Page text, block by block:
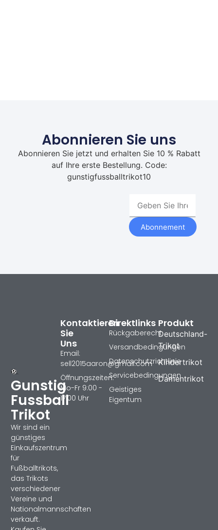
Abonnieren Sie uns
Abonnieren Sie jetzt und erhalten Sie 10 % Rabatt
auf Ihre erste Bestellung. Code:
gunstigfussballtrikot10
Abonnement
Gunstig
Fussball
Trikot
Wir sind ein
günstiges
Einkaufszentrum
für
Fußballtrikots,
das Trikots
verschiedener
Vereine und
Nationalmannschaften
verkauft.
Produkt
Deutschland-
Trikot
Kindertrikot
Damentrikot
Direktlinks
Rückgaberecht
Versandbedingungen
Datenschutzrichtlinie
Servicebedingungen
Geistiges
Eigentum
Kontaktieren
Sie
Uns
Email:
sell2015aaron@gmail.com
Öffnungszeiten:
Mo-Fr 9:00 -
17:00 Uhr